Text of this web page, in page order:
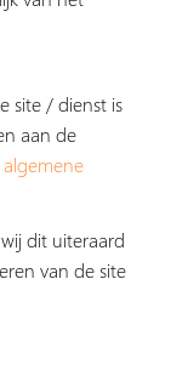
site / dienst is
aan de
algemene
dit uiteraard
van de site